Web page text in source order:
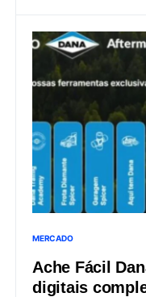
MERCADO
Ache Fácil
digitais